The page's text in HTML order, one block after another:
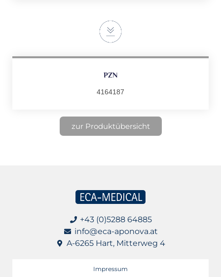
PZN
4164187
zur Produktübersicht
+43 (0)5288 64885
info@eca-aponova.at
A-6265 Hart, Mitterweg 4
Impressum